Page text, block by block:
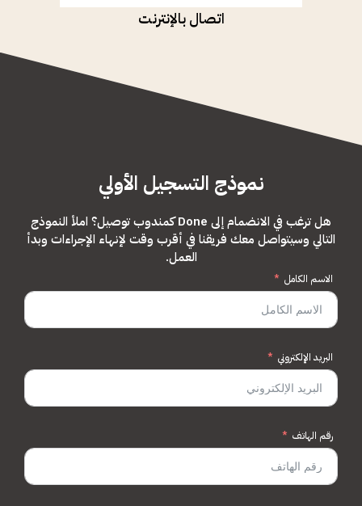
اتصال بالإنترنت
نموذج التسجيل الأولي
هل ترغب في الانضمام إلى Done كمندوب توصيل؟ املأ النموذج
التالي وسيتواصل معك فريقنا في أقرب وقت لإنهاء الإجراءات وبدأ
العمل.
الاسم الكامل
البريد الإلكتروني
رقم الهاتف